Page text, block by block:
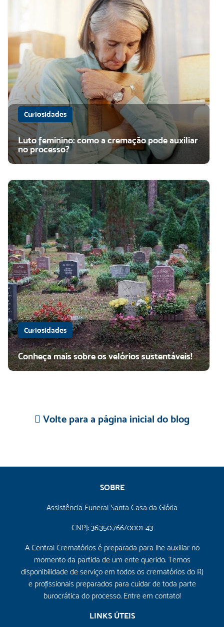
Curiosidades
Luto feminino: como a cremação pode auxiliar
no processo?
Curiosidades
Conheça mais sobre os velórios sustentáveis!
Volte para a página inicial do blog
SOBRE
Assistência Funeral Santa Casa da Glória
CNPJ: 36.350.766/0001-43
A Central Crematórios é preparada para lhe auxiliar no
momento da partida de um ente querido. Temos
disponibilidade de serviço em todos os crematórios do RJ
e profissionais preparados para cuidar de toda parte
burocrática do processo. Entre em contato!
LINKS ÚTEIS